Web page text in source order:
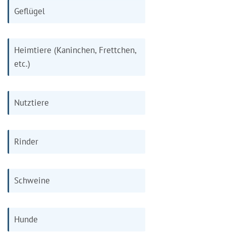
Geflügel
Heimtiere (Kaninchen, Frettchen,
etc.)
Nutztiere
Rinder
Schweine
Hunde